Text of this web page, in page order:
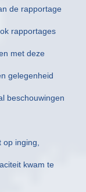
de rapportage
rapportages
met deze
gelegenheid
beschouwingen
inging,
kwam te